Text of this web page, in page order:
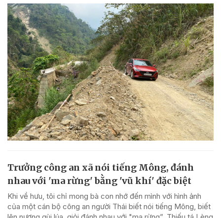
Trưởng công an xã nói tiếng Mông, đánh
nhau với 'ma rừng' bằng 'vũ khí' đặc biệt
Khi về hưu, tôi chỉ mong bà con nhớ đến mình với hình ảnh
của một cán bộ công an người Thái biết nói tiếng Mông, biết